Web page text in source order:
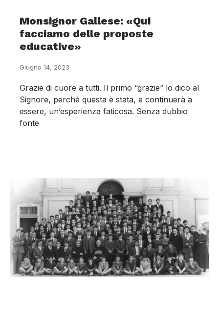
Monsignor Gallese: «Qui
facciamo delle proposte
educative»
Giugno 14, 2023
Grazie di cuore a tutti. Il primo “grazie” lo dico al
Signore, perché questa è stata, e continuerà a
essere, un’esperienza faticosa. Senza dubbio
fonte